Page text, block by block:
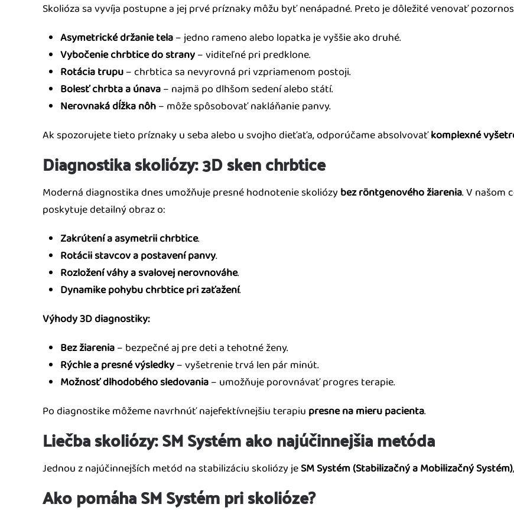
Skolióza sa vyvíja postupne a jej prvé príznaky môžu byť nenápadné. Preto je dôležité venovať
Asymetrické držanie tela– jedno rameno alebo lopatka je vyššie ako druhé.
Vybočenie chrbtice do strany– viditeľné pri predklone.
Rotácia trupu– chrbtica sa nevyrovná pri vzpriamenom postoji.
Bolesť chrbta a únava– najmä po dlhšom sedení alebo státí.
Nerovnaká dĺžka nôh– môže spôsobovať nakláňanie panvy.
Ak spozorujete tieto príznaky u seba alebo u svojho dieťaťa, odporúčame absolvovaťkomplexné
Diagnostika skoliózy: 3D sken chrbtice
Moderná diagnostika dnes umožňuje presné hodnotenie skoliózybez röntgenového žiarenia. V našom
poskytuje detailný obraz o:
Zakrútení a asymetrii chrbtice.
Rotácii stavcov a postavení panvy.
Rozložení váhy a svalovej nerovnováhe.
Dynamike pohybu chrbtice pri zaťažení.
Výhody 3D diagnostiky:
Bez žiarenia– bezpečné aj pre deti a tehotné ženy.
Rýchle a presné výsledky– vyšetrenie trvá len pár minút.
Možnosť dlhodobého sledovania– umožňuje porovnávať progres terapie.
Po diagnostike môžeme navrhnúť najefektívnejšiu terapiu presne na mieru pacienta.
Liečba skoliózy: SM Systém ako najúčinnejšia metóda
Jednou z najúčinnejších metód na stabilizáciu skoliózy jeSM Systém (Stabilizačný a Mobilizačný Systém)
Ako pomáha SM Systém pri skolióze?